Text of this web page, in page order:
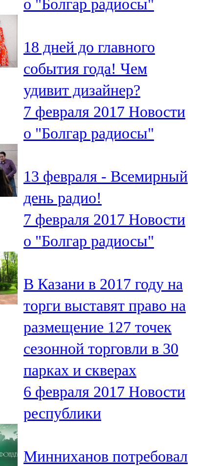
о "Болгар радиосы"
18 дней до главного
события года! Чем
удивит дизайнер?
7 февраля 2017 Новости
о "Болгар радиосы"
13 февраля - Всемирный
день радио!
7 февраля 2017 Новости
о "Болгар радиосы"
В Казани в 2017 году на
торги выставят право на
размещение 127 точек
сезонной торговли в 30
парках и скверах
6 февраля 2017 Новости
республики
Минниханов потребовал